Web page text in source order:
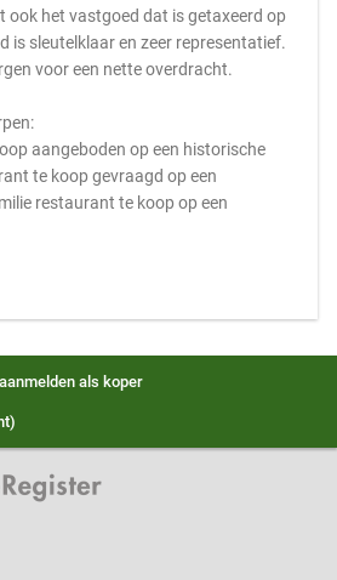
ook het vastgoed dat is getaxeerd op
is sleutelklaar en zeer representatief.
voor een nette overdracht.
aangeboden op een historische
te koop gevraagd op een
restaurant te koop op een
als koper